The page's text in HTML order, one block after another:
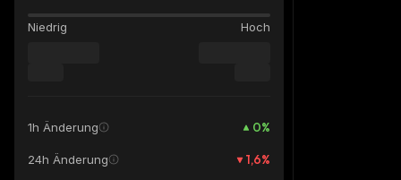
Niedrig Hoch
1h Änderung 0%
24h Änderung 1,6%